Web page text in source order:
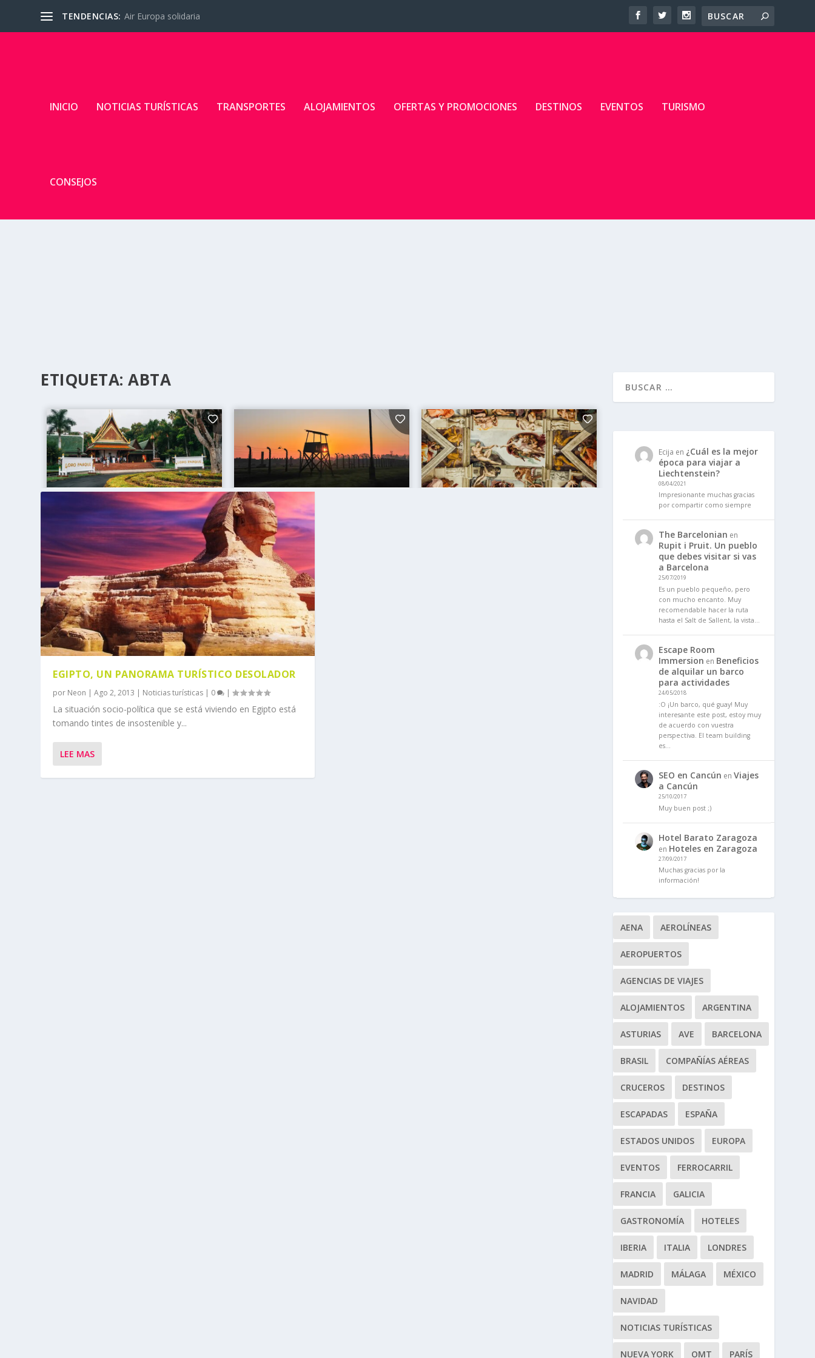
TENDENCIAS: Air Europa solidaria
INICIO NOTICIAS TURÍSTICAS TRANSPORTES ALOJAMIENTOS OFERTAS Y PROMOCIONES DESTINOS EVENTOS TURISMO
CONSEJOS
ETIQUETA:ABTA
EGIPTO, UN PANORAMA TURÍSTICO DESOLADOR
por Neon |Ago 2, 2013 | Noticias turísticas | 0 |
La situación socio-política que se está viviendo en Egipto está
tomando tintes de insostenible y...
LEE MAS
Ecija en ¿Cuál es la mejor
época para viajar a
Liechtenstein?
08/04/2021
Impresionante muchas gracias
por compartir como siempre
The Barcelonian en
Rupit i Pruit. Un pueblo
que debes visitar si vas
a Barcelona
25/07/2019
Es un pueblo pequeño, pero
con mucho encanto. Muy
recomendable hacer la ruta
hasta el Salt de Sallent, la vista…
Escape Room
Immersion en Beneficios
de alquilar un barco
para actividades
24/05/2018
:O ¡Un barco, qué guay! Muy
interesante este post, estoy muy
de acuerdo con vuestra
perspectiva. El team building
es…
SEO en Cancún en Viajes
a Cancún
25/10/2017
Muy buen post ;)
Hotel Barato Zaragoza
en Hoteles en Zaragoza
27/09/2017
Muchas gracias por la
información!
AENA AEROLÍNEAS
AEROPUERTOS
AGENCIAS DE VIAJES
ALOJAMIENTOS ARGENTINA
ASTURIAS AVE BARCELONA
BRASIL COMPAÑÍAS AÉREAS
CRUCEROS DESTINOS
ESCAPADAS ESPAÑA
ESTADOS UNIDOS EUROPA
EVENTOS FERROCARRIL
FRANCIA GALICIA
GASTRONOMÍA HOTELES
IBERIA ITALIA LONDRES
MADRID MÁLAGA MÉXICO
NAVIDAD
NOTICIAS TURÍSTICAS
NUEVA YORK OMT PARÍS